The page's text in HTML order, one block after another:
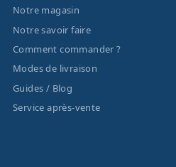
Notre magasin
Notre savoir faire
Comment commander ?
Modes de livraison
Guides / Blog
Service après-vente